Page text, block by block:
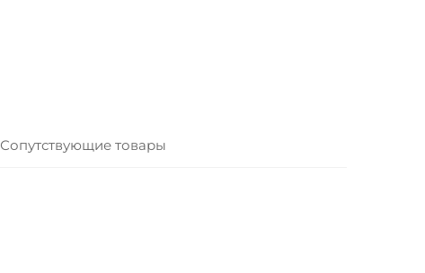
Сопутствующие товары